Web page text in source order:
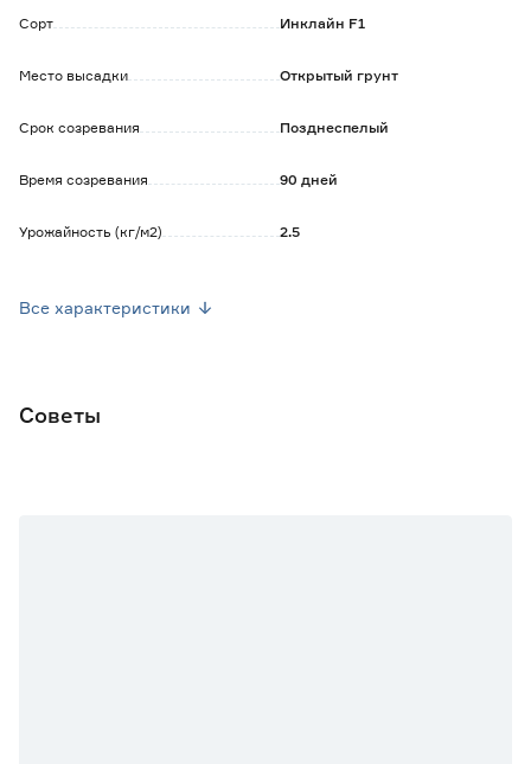
Сорт Инклайн F1
Место высадки Открытый грунт
Срок созревания Позднеспелый
Время созревания 90 дней
Урожайность (кг/м2) 2.5
Все характеристики
Советы